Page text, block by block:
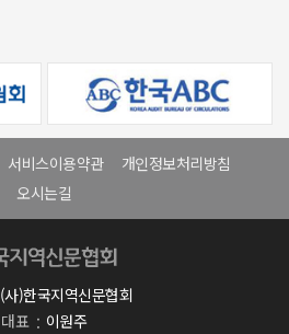
서비스이용약관
개인정보처리방침
오시는길
(사)한국지역신문협회
대표
이원주